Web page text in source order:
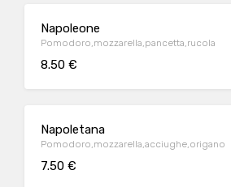
Napoleone
Pomodoro,mozzarella,pancetta,rucola
8.50 €
Napoletana
Pomodoro,mozzarella,acciughe,origano
7.50 €